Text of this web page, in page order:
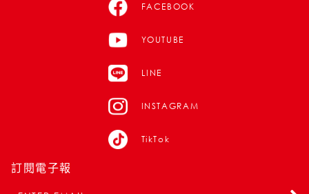
FACEBOOK
YOUTUBE
LINE
INSTAGRAM
TikTok
訂閱電子報